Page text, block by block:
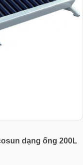
dạng ống 200L